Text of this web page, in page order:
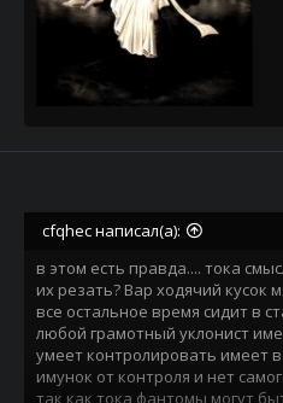
cfqhec написал(а):
в этом есть правда.... тока
их резать? Вар ходячий кусок
все остальное время сидит в
любой грамотный уклонист
умеет контролировать имеет
имунок от контроля и нет
так как тока фантомы могут